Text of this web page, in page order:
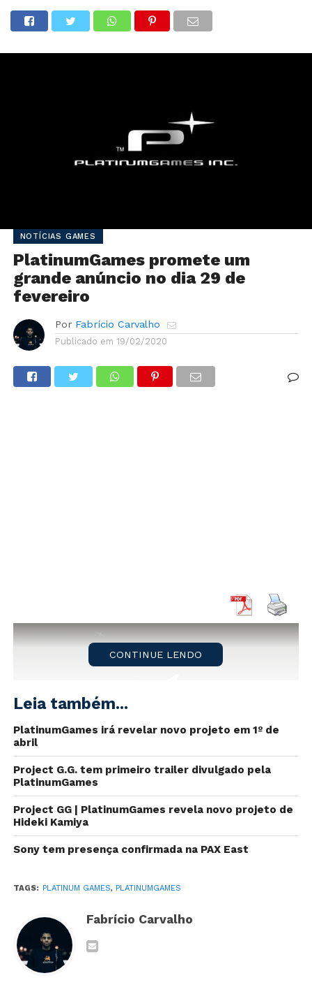
NOTÍCIAS GAMES
PlatinumGames promete um
grande anúncio no dia 29 de
fevereiro
Por Fabrício Carvalho
Publicado em 19/02/2020
APlatinum Gamesafirmou em comunicado que fará
um grande anúncio na próxima edição da revista
Famitsu, no final de fevereiro.
O comunicado foi divulgado nosite oficialda revista
mostrou que o estúdio trabalha em
O primeiro deles já foi revelado:
Remastered
CONTINUE LENDO
Leia também...
PlatinumGames irá revelar novo projeto em 1º de
abril
Project G.G. tem primeiro trailer divulgado pela
PlatinumGames
Project GG | PlatinumGames revela novo projeto de
Hideki Kamiya
Sony tem presença confirmada na PAX East
TAGS: PLATINUM GAMES, PLATINUMGAMES
Fabrício Carvalho